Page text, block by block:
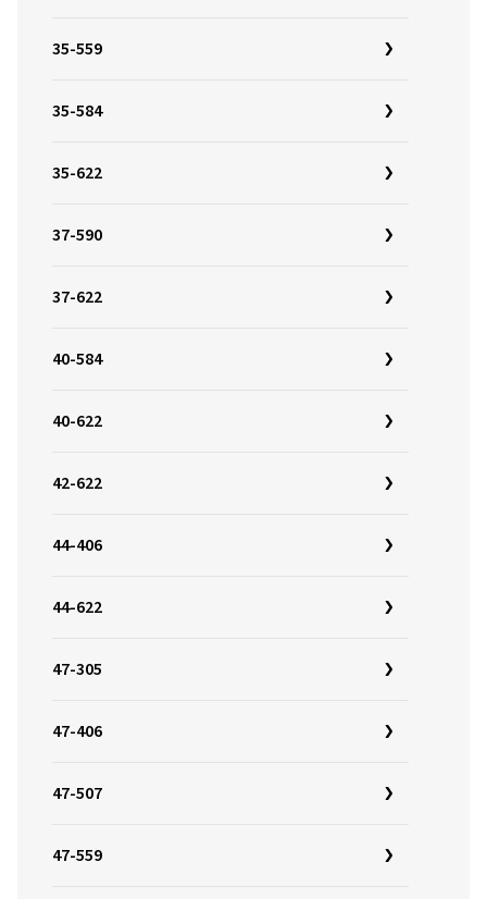
35-559
35-584
35-622
37-590
37-622
40-584
40-622
42-622
44-406
44-622
47-305
47-406
47-507
47-559